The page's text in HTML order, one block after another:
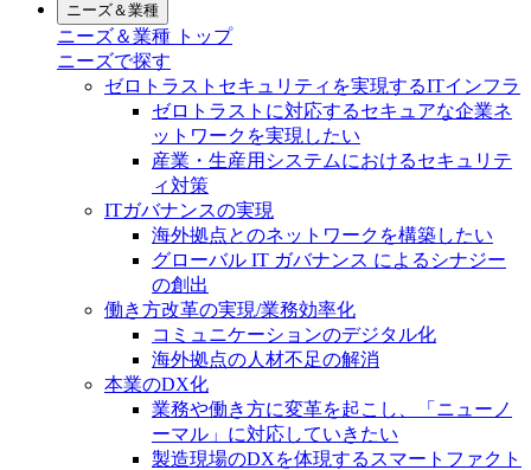
ニーズ＆業種
ニーズ＆業種 トップ
ニーズで探す
ゼロトラストセキュリティを実現するITインフラ
ゼロトラストに対応するセキュアな企業ネ
ットワークを実現したい
産業・生産用システムにおけるセキュリテ
ィ対策
ITガバナンスの実現
海外拠点とのネットワークを構築したい
グローバル IT ガバナンス によるシナジー
の創出
働き方改革の実現/業務効率化
コミュニケーションのデジタル化
海外拠点の人材不足の解消
本業のDX化
業務や働き方に変革を起こし、「ニューノ
ーマル」に対応していきたい
製造現場のDXを体現するスマートファクト